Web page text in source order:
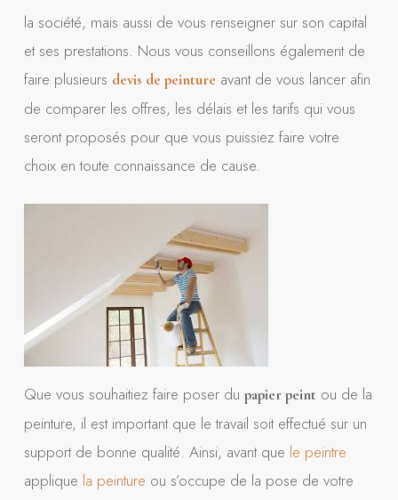
la société, mais aussi de vous renseigner sur son capital
et ses prestations. Nous vous conseillons également de
faire plusieurs devis de peinture avant de vous lancer afin
de comparer les offres, les délais et les tarifs qui vous
seront proposés pour que vous puissiez faire votre
choix en toute connaissance de cause.
Que vous souhaitiez faire poser du papier peint ou de la
peinture, il est important que le travail soit effectué sur un
support de bonne qualité. Ainsi, avant que le peintre
applique la peinture ou s’occupe de la pose de votre